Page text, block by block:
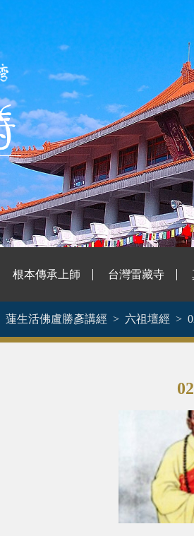
根本傳承上師 台灣雷藏寺
蓮生活佛盧勝彥講經 六祖壇經